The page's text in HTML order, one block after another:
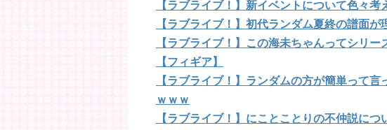
【ラブライブ！】新イベントについて色々考
【ラブライブ！】初代ランダム夏終の譜面が
【ラブライブ！】この海未ちゃんってシリ
【フィギア】
【ラブライブ！】ランダムの方が簡単って
ｗｗｗ
【ラブライブ！】にことことりの不仲説につ